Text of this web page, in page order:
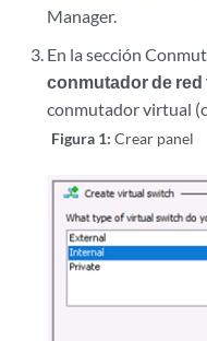
Manager.
En la sección
conmutador de
conmutador virtual
Figura 1:Crear panel